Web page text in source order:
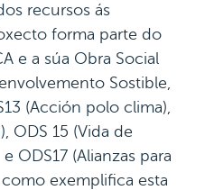
recursos ás
forma parte do
e a súa Obra Social
Sostible,
(Acción polo clima),
ODS 15 (Vida de
ODS17 (Alianzas para
exemplifica esta